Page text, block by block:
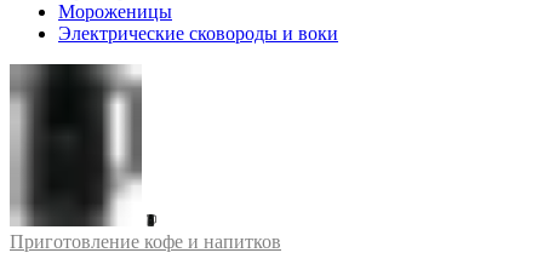
Мороженицы
Электрические сковороды и воки
Приготовление кофе и напитков